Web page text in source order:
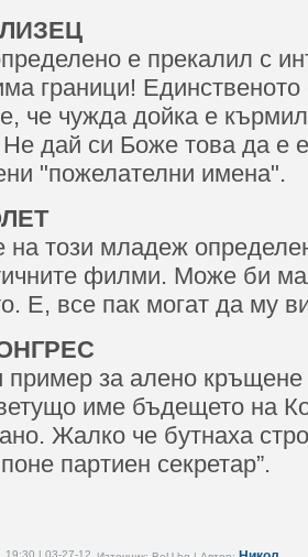
е прекалил с
граници!
че чужда дойка е
дай си Боже това да е
"пожелателни имена".
на този младеж
филми. Може би
Е, все пак могат да му
пример за алено
име бъдещето на
Жалко че бутнаха
партиен секретар”.
19:30 | 03-27-12